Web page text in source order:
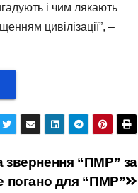
і чим лякають
цивілізації”, –
звернення “ПМР” за
погано для “ПМР”